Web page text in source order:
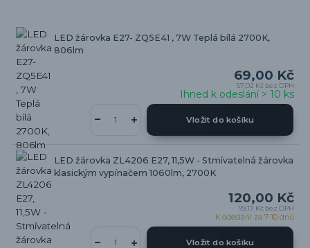
LED žárovka E27- ZQ5E41 , 7W Teplá bílá 2700K,
806lm
69,00 Kč
57,02 Kč bez DPH
Ihned k odeslání > 10 ks
Vložit do košíku
LED žárovka ZL4206 E27, 11,5W - Stmívatelná žárovka
klasickým vypínačem 1060lm, 2700K
120,00 Kč
99,17 Kč bez DPH
K odeslání za 7-10 dnů
Vložit do košíku